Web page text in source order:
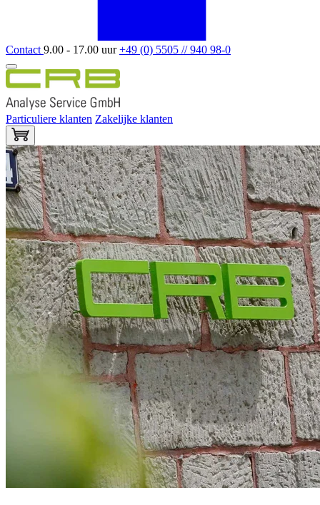
Contact 9.00 - 17.00 uur+49 (0) 5505 // 940 98-0
Particuliere klanten Zakelijke klanten